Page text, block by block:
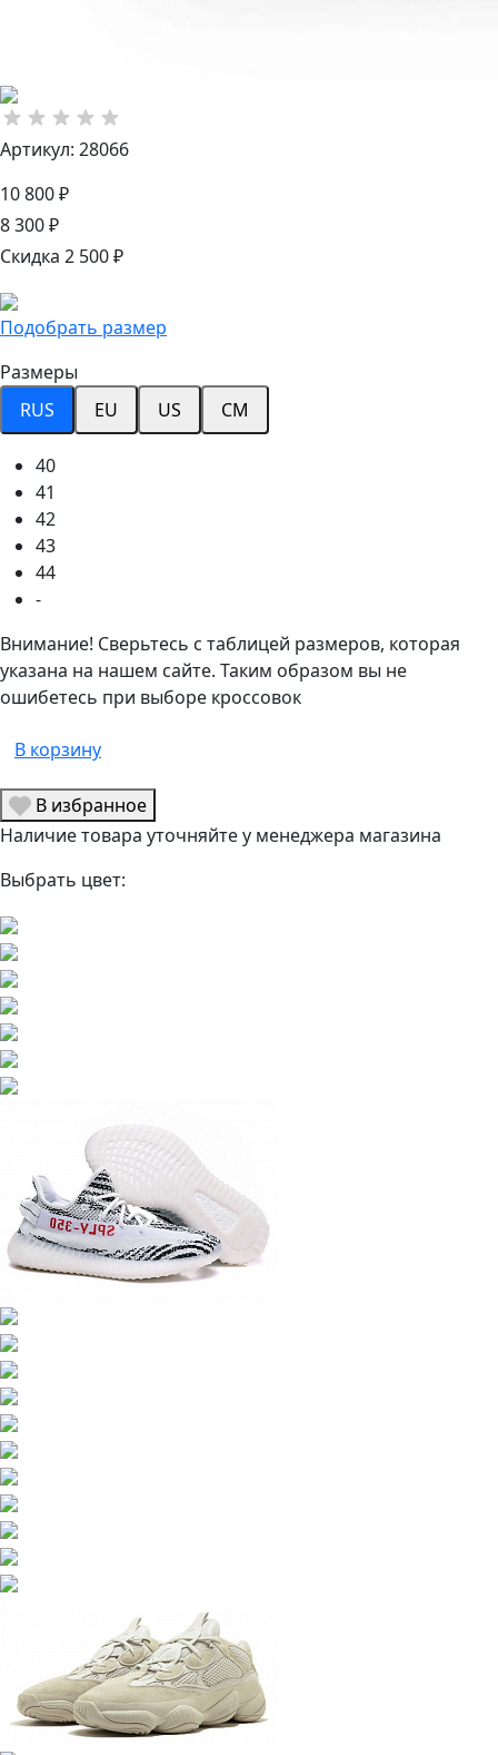
Артикул: 28066
10 800 ₽
8 300 ₽
Скидка 2 500 ₽
Подобрать размер
Размеры
RUS
EU US CM
40
41
42
43
44
-
Внимание! Сверьтесь с таблицей размеров, которая
указана на нашем сайте. Таким образом вы не
ошибетесь при выборе кроссовок
В корзину
В избранное
Наличие товара уточняйте у менеджера магазина
Выбрать цвет: